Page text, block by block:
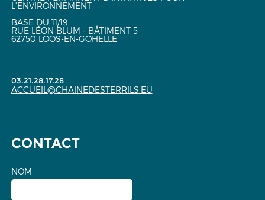
L'ENVIRONNEMENT
BASE DU 11/19
RUE LÉON BLUM - BÂTIMENT 5
62750 LOOS-EN-GOHELLE
03.21.28.17.28
ACCUEIL@CHAINEDESTERRILS.EU
CONTACT
NOM